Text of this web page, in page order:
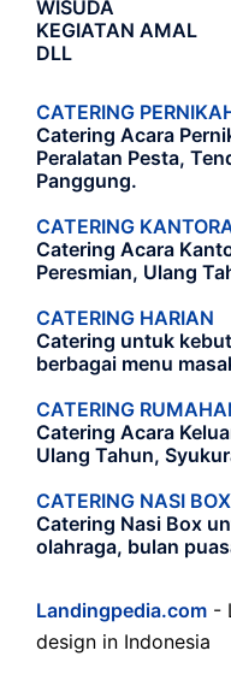
WISUDA
KEGIATAN AMAL
DLL
CATERING
Catering Acara
Peralatan Pesta,
Panggung.
CATERING
Catering Acara
Peresmian, Ulang
CATERING HARIAN
Catering untuk
berbagai menu
CATERING
Catering Acara
Ulang Tahun,
CATERING NASI BOX
Catering Nasi Box
olahraga, bulan
Landingpedia.com -
design in Indonesia